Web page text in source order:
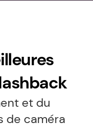
et du
de caméra